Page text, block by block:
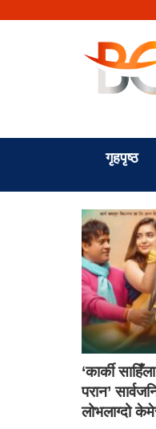
गृहपृष्ठ
‘कार्की
परान’
लोभलाग्दो